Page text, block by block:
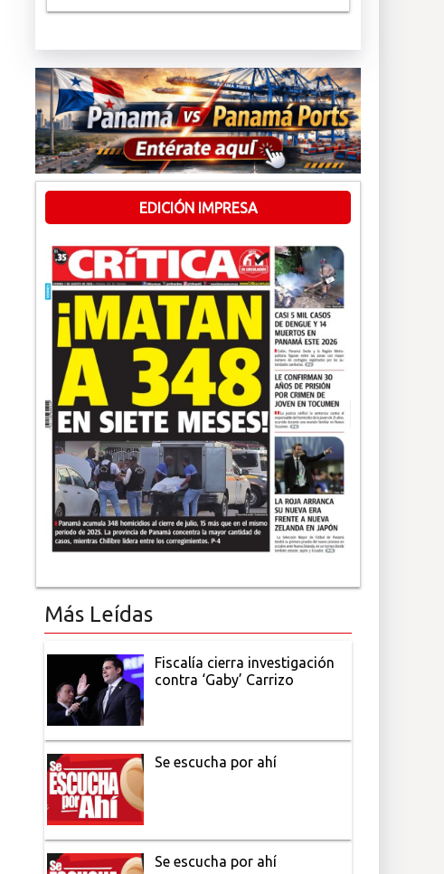
EDICIÓN IMPRESA
Más Leídas
Fiscalía cierra investigación
contra ‘Gaby’ Carrizo
Se escucha por ahí
Se escucha por ahí